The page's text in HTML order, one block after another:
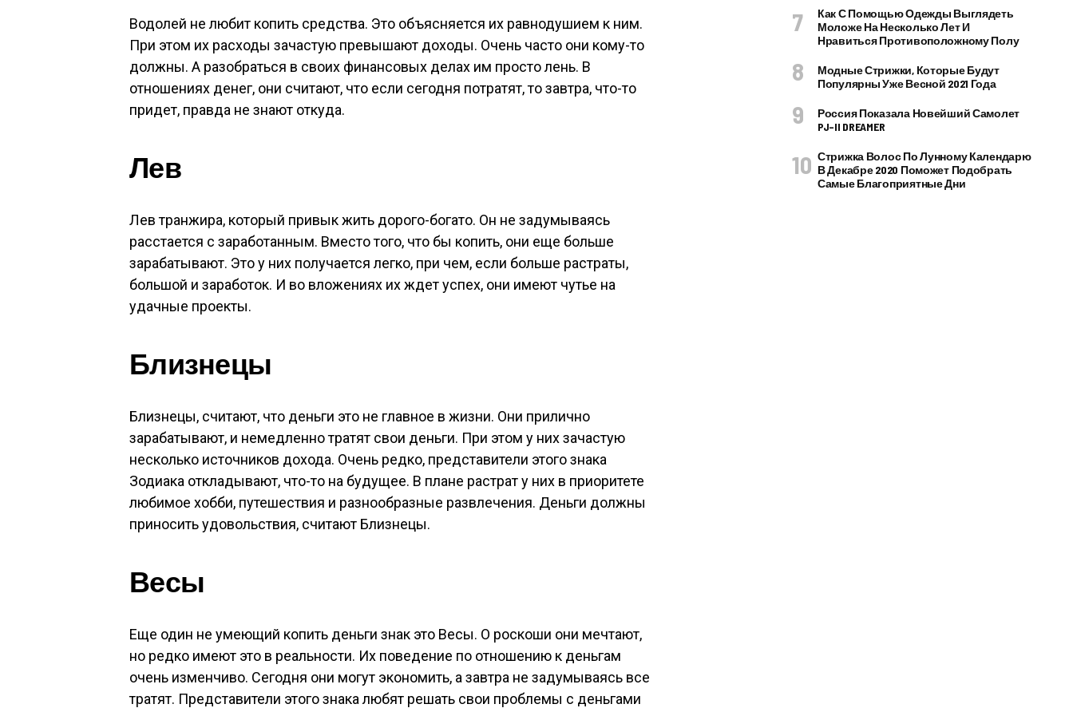
Водолей не любит копить средства. Это объясняется их равнодушием к ним.
При этом их расходы зачастую превышают доходы. Очень часто они кому-то
должны. А разобраться в своих финансовых делах им просто лень. В
отношениях денег, они считают, что если сегодня потратят, то завтра, что-то
придет, правда не знают откуда.
Лев
Лев транжира, который привык жить дорого-богато. Он не задумываясь
расстается с заработанным. Вместо того, что бы копить, они еще больше
зарабатывают. Это у них получается легко, при чем, если больше растраты,
большой и заработок. И во вложениях их ждет успех, они имеют чутье на
удачные проекты.
Близнецы
Близнецы, считают, что деньги это не главное в жизни. Они прилично
зарабатывают, и немедленно тратят свои деньги. При этом у них зачастую
несколько источников дохода. Очень редко, представители этого знака
Зодиака откладывают, что-то на будущее. В плане растрат у них в приоритете
любимое хобби, путешествия и разнообразные развлечения. Деньги должны
приносить удовольствия, считают Близнецы.
Весы
Еще один не умеющий копить деньги знак это Весы. О роскоши они мечтают,
но редко имеют это в реальности. Их поведение по отношению к деньгам
очень изменчиво. Сегодня они могут экономить, а завтра не задумываясь все
тратят. Представители этого знака любят решать свои проблемы с деньгами
Как С Помощью Одежды Выглядеть
Моложе На Несколько Лет И
Нравиться Противоположному Полу
Модные Стрижки, Которые Будут
Популярны Уже Весной 2021 Года
Россия Показала Новейший Самолет
PJ–II DREAMER
Стрижка Волос По Лунному Календарю
В Декабре 2020 Поможет Подобрать
Самые Благоприятные Дни